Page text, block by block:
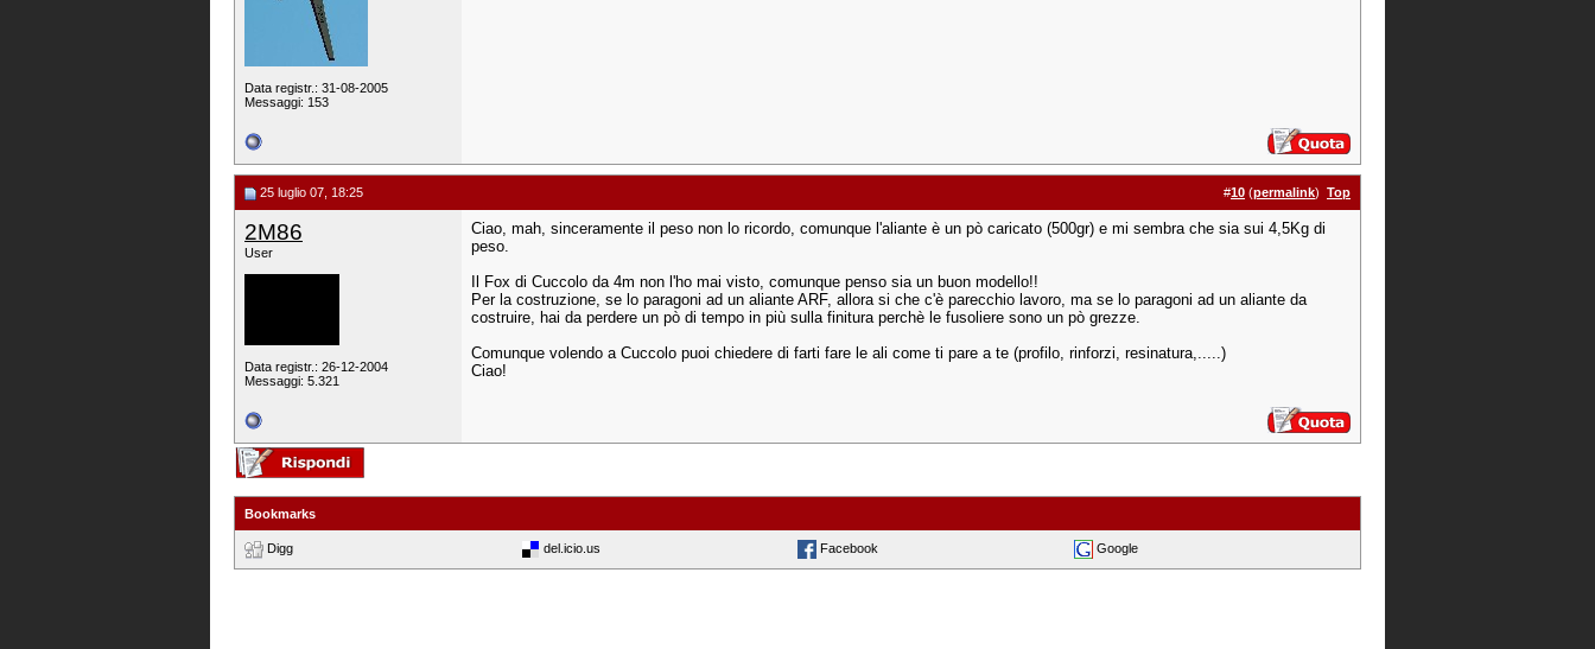
Data registr.: 31-08-2005
Messaggi: 153
25 luglio 07, 18:25 #10 (permalink) Top
2M86
User
Data registr.: 26-12-2004
Messaggi: 5.321
Ciao, mah, sinceramente il peso non lo ricordo, comunque l'aliante è un pò caricato (500gr) e mi sembra che sia sui 4,5Kg di
peso.
Il Fox di Cuccolo da 4m non l'ho mai visto, comunque penso sia un buon modello!!
Per la costruzione, se lo paragoni ad un aliante ARF, allora si che c'è parecchio lavoro, ma se lo paragoni ad un aliante da
costruire, hai da perdere un pò di tempo in più sulla finitura perchè le fusoliere sono un pò grezze.
Comunque volendo a Cuccolo puoi chiedere di farti fare le ali come ti pare a te (profilo, rinforzi, resinatura,.....)
Ciao!
Bookmarks
Digg del.icio.us Facebook Google